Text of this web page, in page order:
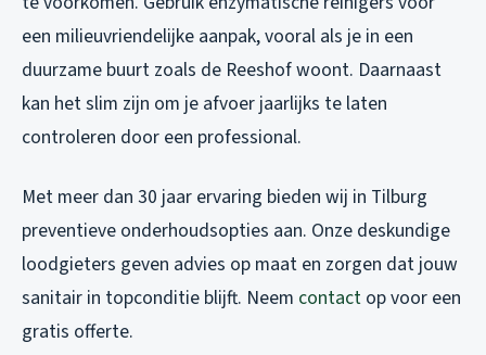
een milieuvriendelijke aanpak, vooral als je in een
duurzame buurt zoals de Reeshof woont. Daarnaast
kan het slim zijn om je afvoer jaarlijks te laten
controleren door een professional.
Met meer dan 30 jaar ervaring bieden wij in Tilburg
preventieve onderhoudsopties aan. Onze deskundige
loodgieters geven advies op maat en zorgen dat jouw
sanitair in topconditie blijft. Neem contact op voor een
gratis offerte.